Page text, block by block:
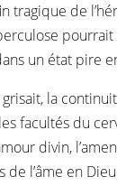
de
un état pire
la
facultés du
divin,
l’âme en